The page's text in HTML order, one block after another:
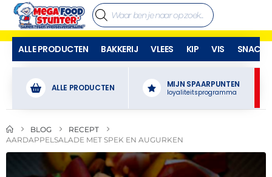
ALLE PRODUCTEN BAKKERIJ VLEES KIP VIS SNACKS
ALLE PRODUCTEN MIJN SPAARPUNTEN
loyaliteitsprogramma
BLOG
RECEPT
AARDAPPELSALADE MET SPEK EN AUGURKEN